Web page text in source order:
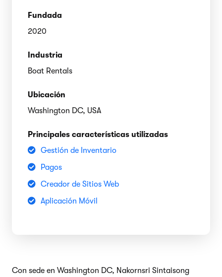
Fundada
2020
Industria
Boat Rentals
Ubicación
Washington DC, USA
Principales características utilizadas
Gestión de Inventario
Pagos
Creador de Sitios Web
Aplicación Móvil
Con sede en Washington DC, Nakornsri Sintaisong